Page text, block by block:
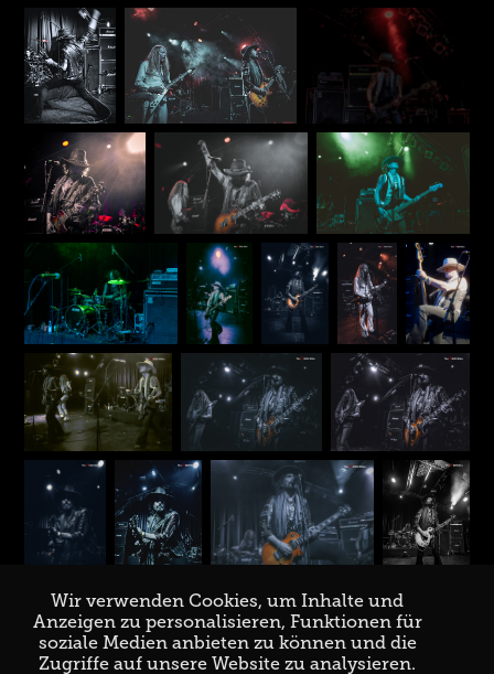
Wir verwenden Cookies, um Inhalte und
Anzeigen zu personalisieren, Funktionen für
soziale Medien anbieten zu können und die
Zugriffe auf unsere Website zu analysieren.